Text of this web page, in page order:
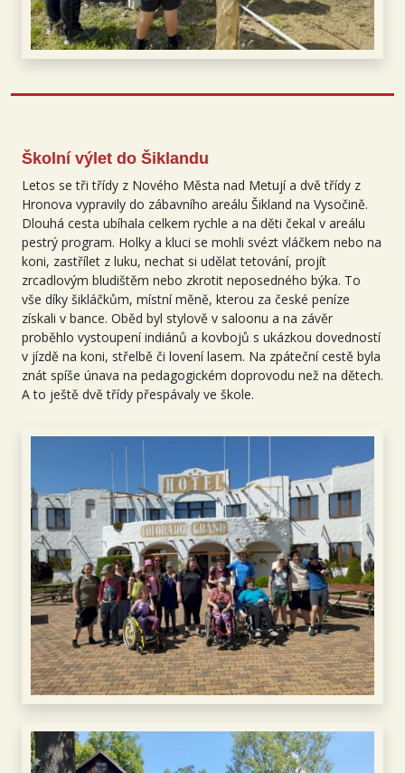
Školní výlet do Šiklandu
Letos se tři třídy z Nového Města nad Metují a dvě třídy z
Hronova vypravily do zábavního areálu Šikland na Vysočině.
Dlouhá cesta ubíhala celkem rychle a na děti čekal v areálu
pestrý program. Holky a kluci se mohli svézt vláčkem nebo na
koni, zastřílet z luku, nechat si udělat tetování, projít
zrcadlovým bludištěm nebo zkrotit neposedného býka. To
vše díky šikláčkům, místní měně, kterou za české peníze
získali v bance. Oběd byl stylově v saloonu a na závěr
proběhlo vystoupení indiánů a kovbojů s ukázkou dovedností
v jízdě na koni, střelbě či lovení lasem. Na zpáteční cestě byla
znát spíše únava na pedagogickém doprovodu než na dětech.
A to ještě dvě třídy přespávaly ve škole.